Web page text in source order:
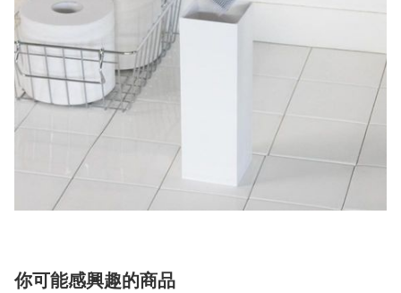
你可能感興趣的商品